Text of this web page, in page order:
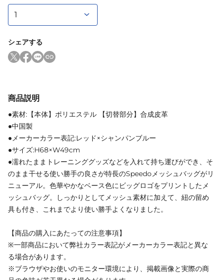
シェアする
商品説明
●素材:【本体】ポリエステル 【切替部分】合成皮革
●中国製
●メーカーカラー表記:レッド×シャンパンブルー
●サイズ:H68×W49cm
●濡れたままトレーニンググッズなどを入れて持ち運びができ、そ
のまま干せる使い勝手の良さが特長のSpeedoメッシュバッグがリ
ニューアル。色華やかなベース色にビッグロゴをプリントしたメ
ッシュバッグ。しっかりとしてメッシュ素材に加えて、紐の留め
具も付き、これまでより使い勝手よくなりました。
【商品の購入にあたっての注意事項】
※一部商品において弊社カラー表記がメーカーカラー表記と異な
る場合があります。
※ブラウザやお使いのモニター環境により、掲載画像と実際の商